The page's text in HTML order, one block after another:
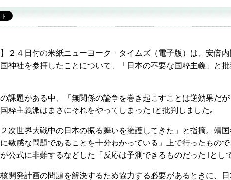
２４日付の米紙ニューヨーク・タイムズ（電子版）は、安倍内
神社を参拝したことについて、「日本の不要な国粋主義」と
課題がある中、「無関係の論争を巻き起こすことは逆効果だ
粋主義派はまさにそれをやってしまった｣と批判しました｡
次世界大戦中の日本の振る舞いを擁護してきた」と指摘。靖
に敏感な問題であることを十分わかっている」上で行ったもの
公式に非難するなどした「反応は予測できるものだった｣とし
開発計画の問題を解決するため協力する必要があるときに、